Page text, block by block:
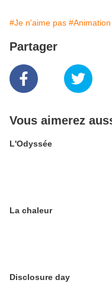
#Je n'aime pas #Animation
Partager
Vous aimerez
L'Odyssée
La chaleur
Disclosure day